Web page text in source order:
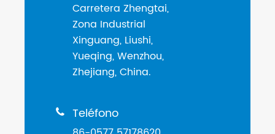
Carretera Zhengtai,
Zona Industrial
Xinguang, Liushi,
Yueqing, Wenzhou,
Zhejiang, China.
 Teléfono